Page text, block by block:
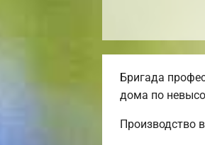
Бригада
дома по
Производство